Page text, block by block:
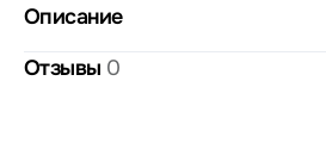
Описание
Отзывы 0